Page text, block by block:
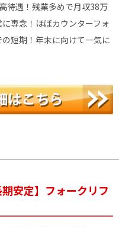
待遇！残業多めで月収38万
専念！ほぼカウンターフォ
短期！年末に向けて一気に
安定】フォークリフ